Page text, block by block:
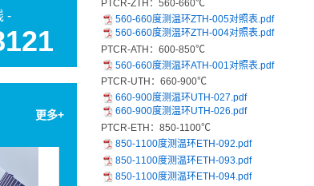
-
更多+
蚌埠不可逆变色测温贴-HQW系列 | 25×21㎜
PTCR-ZTH：560-660℃
560-660度测温环ZTH-005对照表.pdf
560-660度测温环ZTH-004对照表.pdf
PTCR-ATH：600-850℃
560-660度测温环ATH-001对照表.pdf
PTCR-UTH：660-900℃
660-900度测温环UTH-027.pdf
660-900度测温环UTH-026.pdf
PTCR-ETH：850-1100℃
850-1100度测温环ETH-092.pdf
850-1100度测温环ETH-093.pdf
850-1100度测温环ETH-094.pdf